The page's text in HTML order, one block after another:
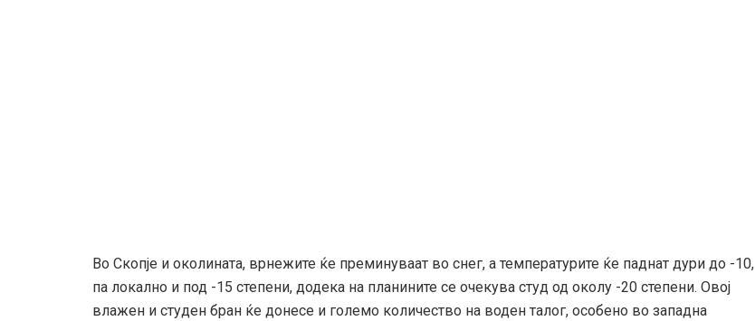
Во Скопје и околината, врнежите ќе преминуваат во снег, а температурите ќе паднат дури до -10,
па локално и под -15 степени, додека на планините се очекува студ од околу -20 степени. Овој
влажен и студен бран ќе донесе и големо количество на воден талог, особено во западна